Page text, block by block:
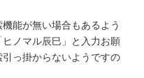
能が無い場合もあるよう
ノマル辰巳」と入力お願
っ掛からないようですの